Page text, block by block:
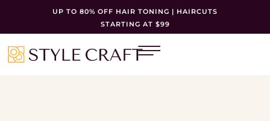
UP TO 80% OFF HAIR TONING | HAIRCUTS
STARTING AT $99